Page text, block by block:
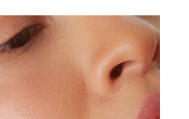
on-the-go
口腔護理
toothbrush
預計送達日期8/11/26
預計送達日期8/13/26
8/8/26